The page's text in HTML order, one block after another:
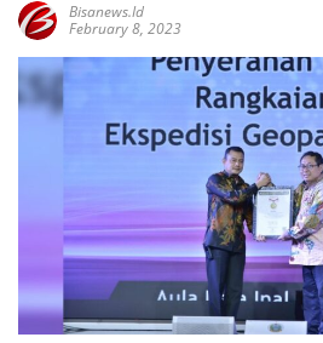
Bisanews.id
February 8, 2023